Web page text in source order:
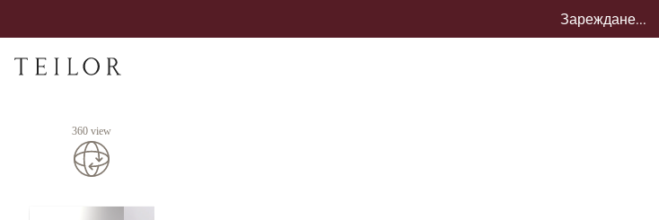
Зареждане...
360 view